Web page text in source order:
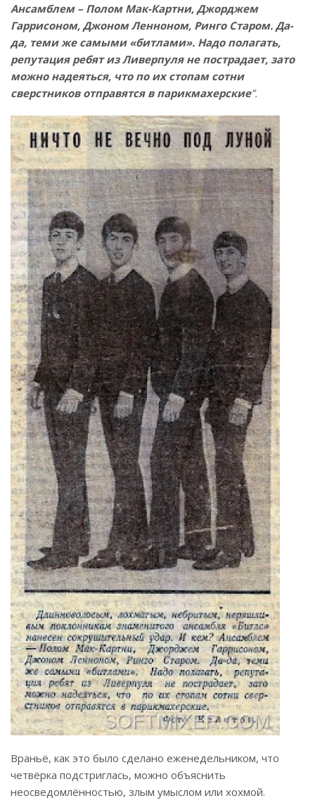
Ансамблем – Полом Мак-Картни, Джорджем
Гаррисоном, Джоном Ленноном, Ринго Старом. Да-
да, теми же самыми «битлами». Надо полагать,
репутация ребят из Ливерпуля не пострадает, зато
можно надеяться, что по их стопам сотни
сверстников отправятсяв парикмахерские”.
Враньё, как это было сделано еженедельником, что
четвёрка подстриглась, можно объяснить
неосведомлённостью, злым умыслом или хохмой.